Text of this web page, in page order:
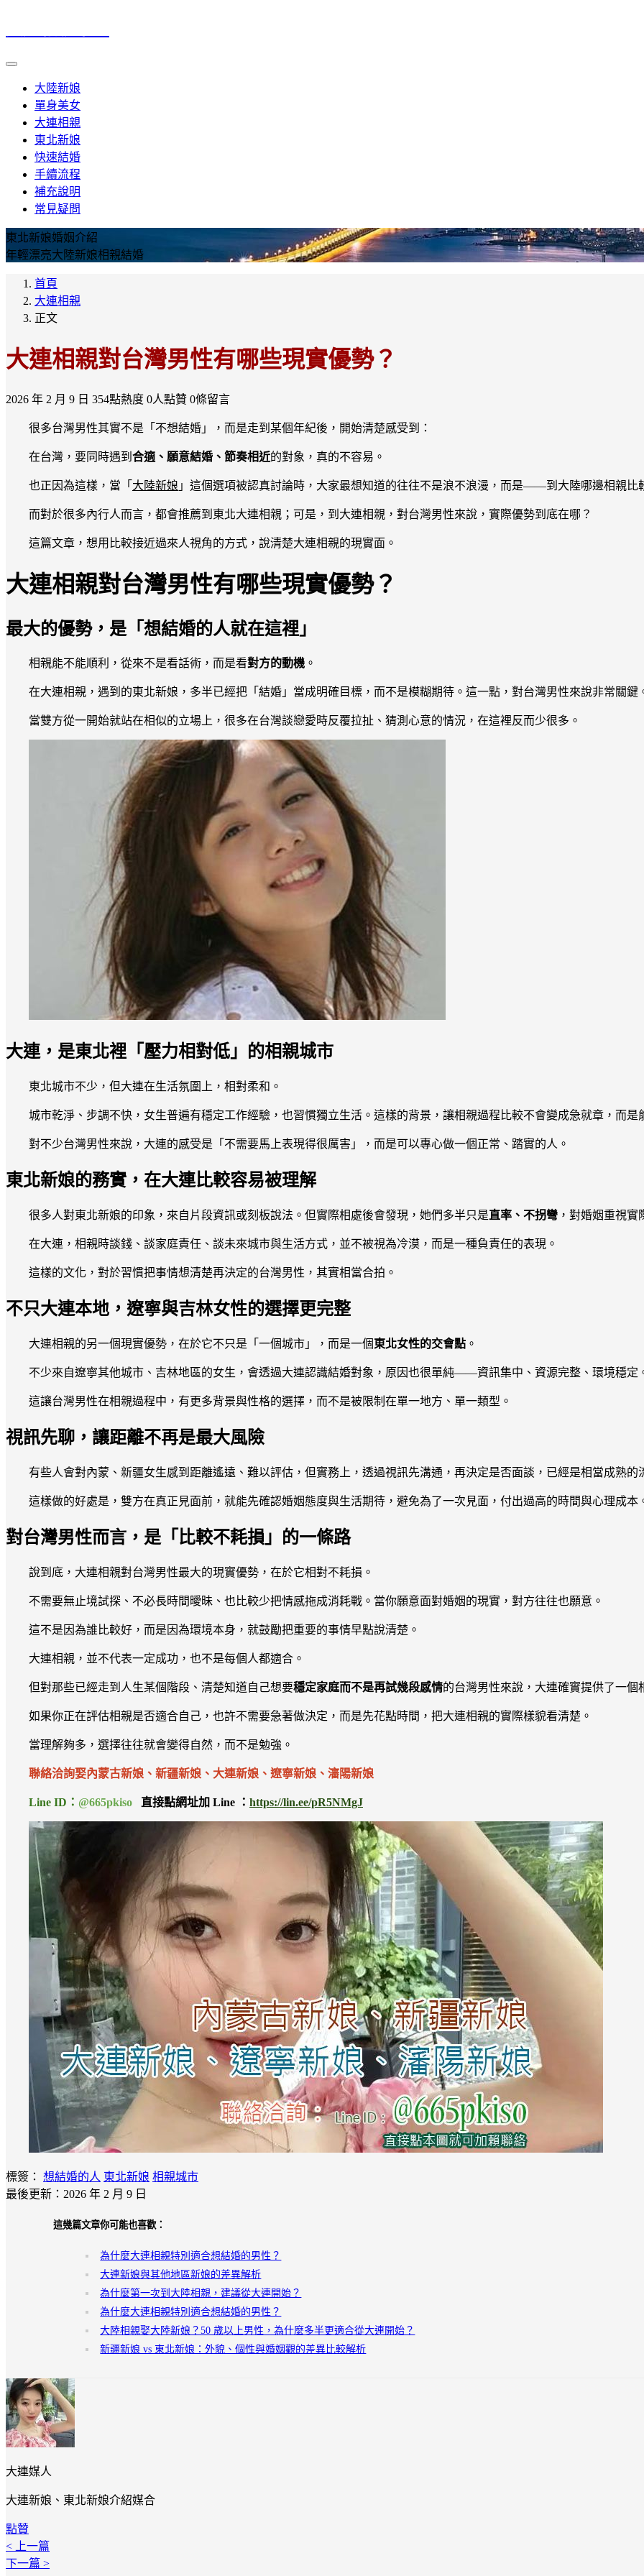
大陸新娘
單身美女
大連相親
東北新娘
快速結婚
手續流程
補充說明
常見疑問
東北新娘婚姻介紹
年輕漂亮大陸新娘相親結婚
首頁
大連相親
正文
大連相親對台灣男性有哪些現實優勢？
2026 年 2 月 9 日 354點熱度 0人點贊 0條留言
很多台灣男性其實不是「不想結婚」，而是走到某個年紀後，開始清楚感受到：
在台灣，要同時遇到 合適、願意結婚、節奏相近的對象，真的不容易。
也正因為這樣，當「 大陸新娘 」這個選項被認真討論時，大家最想知道的往往不是浪不浪漫，而是——到大陸哪邊相親比
而對於很多內行人而言，都會推薦到東北大連相親；可是，到大連相親，對台灣男性來說，實際優勢到底在哪？
這篇文章，想用比較接近過來人視角的方式，說清楚大連相親的現實面。
大連相親對台灣男性有哪些現實優勢？
最大的優勢，是「想結婚的人就在這裡」
相親能不能順利，從來不是看話術，而是看對方的動機 。
在大連相親，遇到的東北新娘，多半已經把「結婚」當成明確目標，而不是模糊期待。這一點，對台灣男性來說非常關鍵
當雙方從一開始就站在相似的立場上，很多在台灣談戀愛時反覆拉扯、猜測心意的情況，在這裡反而少很多。
大連，是東北裡「壓力相對低」的相親城市
東北城市不少，但大連在生活氛圍上，相對柔和。
城市乾淨、步調不快，女生普遍有穩定工作經驗，也習慣獨立生活。這樣的背景，讓相親過程比較不會變成急就章，而是
對不少台灣男性來說，大連的感受是「不需要馬上表現得很厲害」，而是可以專心做一個正常、踏實的人。
東北新娘的務實，在大連比較容易被理解
很多人對東北新娘的印象，來自片段資訊或刻板說法。但實際相處後會發現，她們多半只是直率、不拐彎 ，對婚姻重視實
在大連，相親時談錢、談家庭責任、談未來城市與生活方式，並不被視為冷漠，而是一種負責任的表現。
這樣的文化，對於習慣把事情想清楚再決定的台灣男性，其實相當合拍。
不只大連本地，遼寧與吉林女性的選擇更完整
大連相親的另一個現實優勢，在於它不只是「一個城市」，而是一個東北女性的交會點 。
不少來自遼寧其他城市、吉林地區的女生，會透過大連認識結婚對象，原因也很單純——資訊集中、資源完整、環境穩定
這讓台灣男性在相親過程中，有更多背景與性格的選擇，而不是被限制在單一地方、單一類型。
視訊先聊，讓距離不再是最大風險
有些人會對內蒙、新疆女生感到距離遙遠、難以評估，但實務上，透過視訊先溝通，再決定是否面談，已經是相當成熟的
這樣做的好處是，雙方在真正見面前，就能先確認婚姻態度與生活期待，避免為了一次見面，付出過高的時間與心理成本
對台灣男性而言，是「比較不耗損」的一條路
說到底，大連相親對台灣男性最大的現實優勢，在於它相對不耗損。
不需要無止境試探、不必長時間曖昧、也比較少把情感拖成消耗戰。當你願意面對婚姻的現實，對方往往也願意。
這不是因為誰比較好，而是因為環境本身，就鼓勵把重要的事情早點說清楚。
大連相親，並不代表一定成功，也不是每個人都適合。
但對那些已經走到人生某個階段、清楚知道自己想要穩定家庭而不是再試幾段感情的台灣男性來說，大連確實提供了一
如果你正在評估相親是否適合自己，也許不需要急著做決定，而是先花點時間，把大連相親的實際樣貌看清楚。
當理解夠多，選擇往往就會變得自然，而不是勉強。
聯絡洽詢娶內蒙古新娘、新疆新娘、大連新娘、遼寧新娘、瀋陽新娘
Line ID： @665pkiso 直接點網址加 Line ： https://lin.ee/pR5NMgJ
標簽： 想結婚的人 東北新娘 相親城市
最後更新：2026 年 2 月 9 日
這幾篇文章你可能也喜歡：
為什麼大連相親特別適合想結婚的男性？
大連新娘與其他地區新娘的差異解析
為什麼第一次到大陸相親，建議從大連開始？
為什麼大連相親特別適合想結婚的男性？
大陸相親娶大陸新娘？50 歲以上男性，為什麼多半更適合從大連開始？
新疆新娘 vs 東北新娘：外貌、個性與婚姻觀的差異比較解析
大連媒人
大連新娘、東北新娘介紹媒合
點贊
< 上一篇
下一篇 >